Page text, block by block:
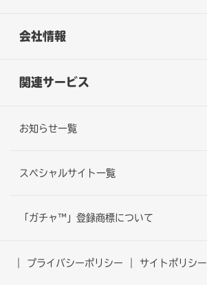
会社情報
関連サービス
お知らせ一覧
スペシャルサイト一覧
「ガチャ™」登録商標について
プライバシーポリシー サイトポリシー